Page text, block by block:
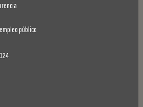
público